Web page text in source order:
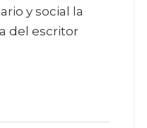
y social la
del escritor